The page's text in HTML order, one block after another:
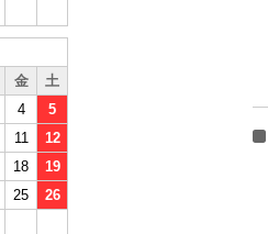
金
土
4
5
11
12
18
19
25
26